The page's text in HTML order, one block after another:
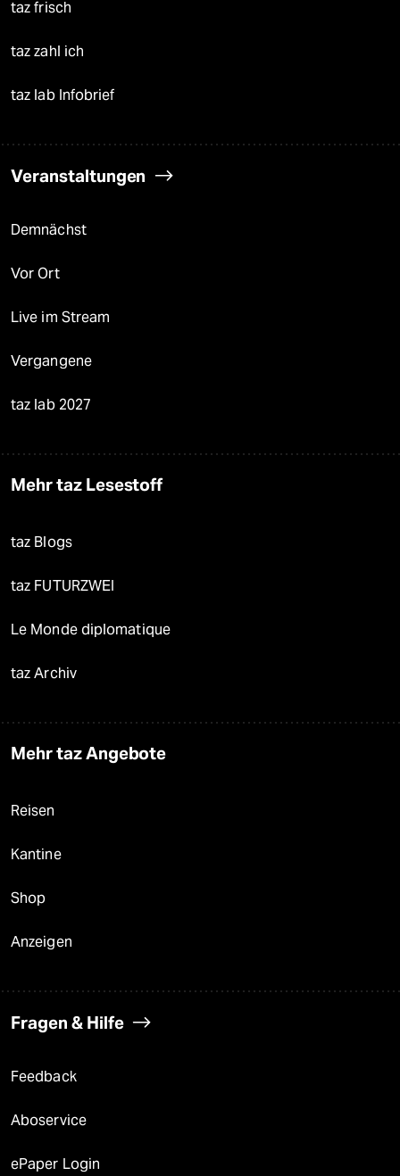
taz frisch
taz zahl ich
taz lab Infobrief
Veranstaltungen
Demnächst
Vor Ort
Live im Stream
Vergangene
taz lab 2027
Mehr taz Lesestoff
taz Blogs
taz FUTURZWEI
Le Monde diplomatique
taz Archiv
Mehr taz Angebote
Reisen
Kantine
Shop
Anzeigen
Fragen & Hilfe
Feedback
Aboservice
ePaper Login